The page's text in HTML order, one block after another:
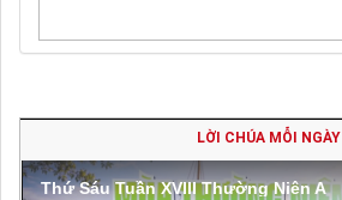
LỜI CHÚA MỖI NGÀY
Thứ Sáu Tuần XVIII Thường Niên A